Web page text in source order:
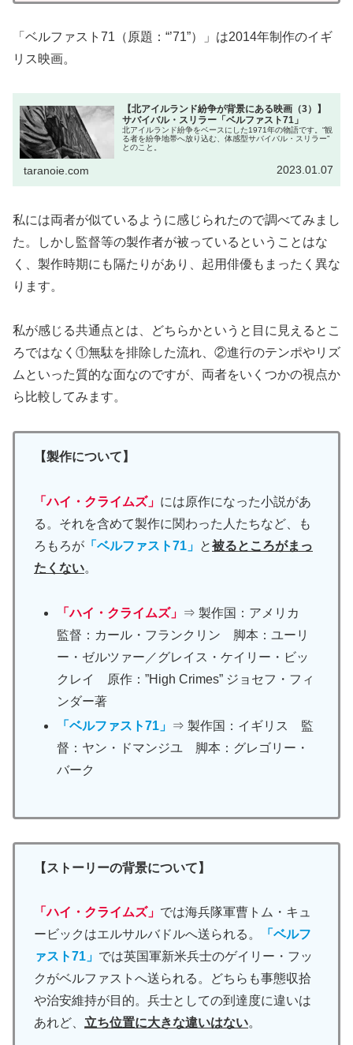
「ベルファスト71（原題：“’71”）」は2014年制作のイギ
リス映画。
【北アイルランド紛争が背景にある映画（3）】
サバイバル・スリラー「ベルファスト71」
北アイルランド紛争をベースにした1971年の物語です。“観
る者を紛争地帯へ放り込む、体感型サバイバル・スリラー”
とのこと。
taranoie.com 2023.01.07
私には両者が似ているように感じられたので調べてみまし
た。しかし監督等の製作者が被っているということはな
く、製作時期にも隔たりがあり、起用俳優もまったく異な
ります。
私が感じる共通点とは、どちらかというと目に見えるとこ
ろではなく①無駄を排除した流れ、②進行のテンポやリズ
ムといった質的な面なのですが、両者をいくつかの視点か
ら比較してみます。
【製作について】
「ハイ・クライムズ」 には原作になった小説があ
る。それを含めて製作に関わった人たちなど、も
ろもろが 「ベルファスト71」 と被るところがまっ
たくない。
「ハイ・クライムズ」 ⇒ 製作国：アメリカ
監督：カール・フランクリン 脚本：ユーリ
ー・ゼルツァー／グレイス・ケイリー・ビッ
クレイ 原作：”High Crimes” ジョセフ・フィ
ンダー著
「ベルファスト71」 ⇒ 製作国：イギリス 監
督：ヤン・ドマンジユ 脚本：グレゴリー・
バーク
【ストーリーの背景について】
「ハイ・クライムズ」 では海兵隊軍曹トム・キュ
ービックはエルサルバドルへ送られる。
「ベルフ
ァスト71」 では英国軍新米兵士のゲイリー・フッ
クがベルファストへ送られる。どちらも事態収拾
や治安維持が目的。兵士としての到達度に違いは
あれど、 立ち位置に大きな違いはない。